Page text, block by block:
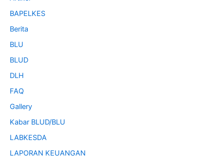
BAPELKES
Berita
BLU
BLUD
DLH
FAQ
Gallery
Kabar BLUD/BLU
LABKESDA
LAPORAN KEUANGAN